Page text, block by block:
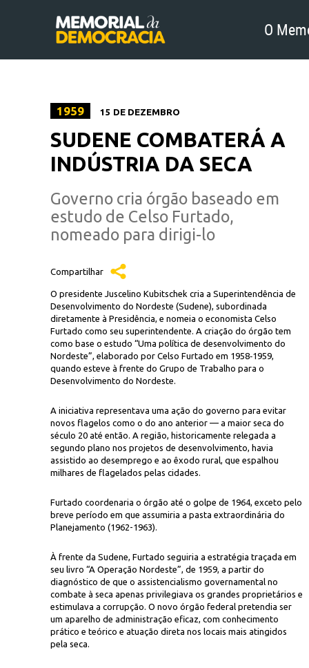
O
1959 15 DE DEZEMBRO
SUDENE COMBATERÁ A
INDÚSTRIA DA SECA
Governo cria órgão baseado em
estudo de Celso Furtado,
nomeado para dirigi-lo
Compartilhar
O presidente Juscelino Kubitschek cria a Superintendência de
Desenvolvimento do Nordeste (Sudene), subordinada
diretamente à Presidência, e nomeia o economista Celso
Furtado como seu superintendente. A criação do órgão tem
como base o estudo “Uma política de desenvolvimento do
Nordeste”, elaborado por Celso Furtado em 1958‑1959,
quando esteve à frente do Grupo de Trabalho para o
Desenvolvimento do Nordeste.
A iniciativa representava uma ação do governo para evitar
novos flagelos como o do ano anterior — a maior seca do
século 20 até então. A região, historicamente relegada a
segundo plano nos projetos de desenvolvimento, havia
assistido ao desemprego e ao êxodo rural, que espalhou
milhares de flagelados pelas cidades.
Furtado coordenaria o órgão até o golpe de 1964, exceto pelo
breve período em que assumiria a pasta extraordinária do
Planejamento (1962-1963).
À frente da Sudene, Furtado seguiria a estratégia traçada em
seu livro “A Operação Nordeste”, de 1959, a partir do
diagnóstico de que o assistencialismo governamental no
combate à seca apenas privilegiava os grandes proprietários e
estimulava a corrupção. O novo órgão federal pretendia ser
um aparelho de administração eficaz, com conhecimento
prático e teórico e atuação direta nos locais mais atingidos
pela seca.
e Darci Ribeiroreunidos na Sudene, em julho de 1962